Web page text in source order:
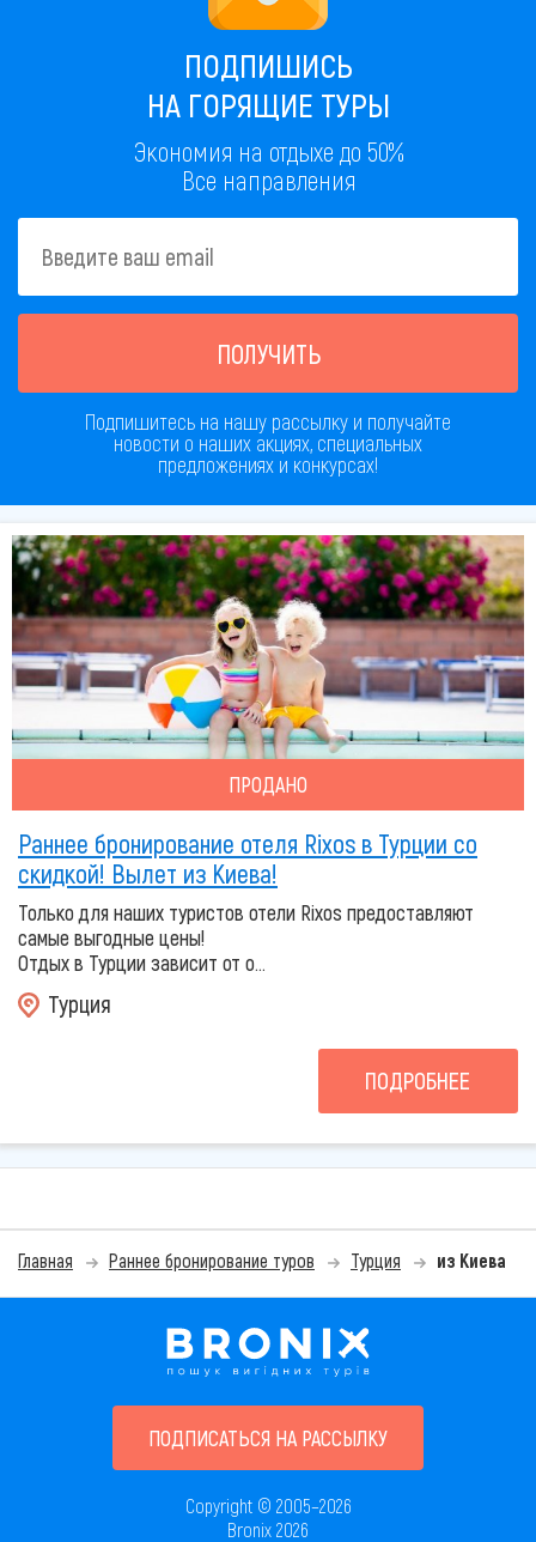
ПОДПИШИСЬ
НА ГОРЯЩИЕ ТУРЫ
Экономия на отдыхе до 50%
Все направления
ПОЛУЧИТЬ
Подпишитесь на нашу рассылку и получайте
новости о наших акциях, специальных
предложениях и конкурсах!
ПРОДАНО
Раннее бронирование отеля Rixos в Турции со
скидкой! Вылет из Киева!
Только для наших туристов отели Rixos предоставляют
самые выгодные цены!
Отдых в Турции зависит от о...
Турция
ПОДРОБНЕЕ
Главная Раннее бронирование туров Турция из Киева
ПОДПИСАТЬСЯ НА РАССЫЛКУ
Copyright © 2005–2026
Bronix 2026